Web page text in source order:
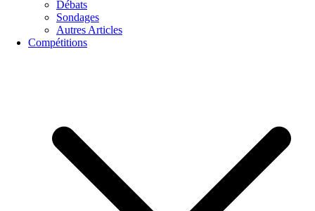
Débats
Sondages
Autres Articles
Compétitions